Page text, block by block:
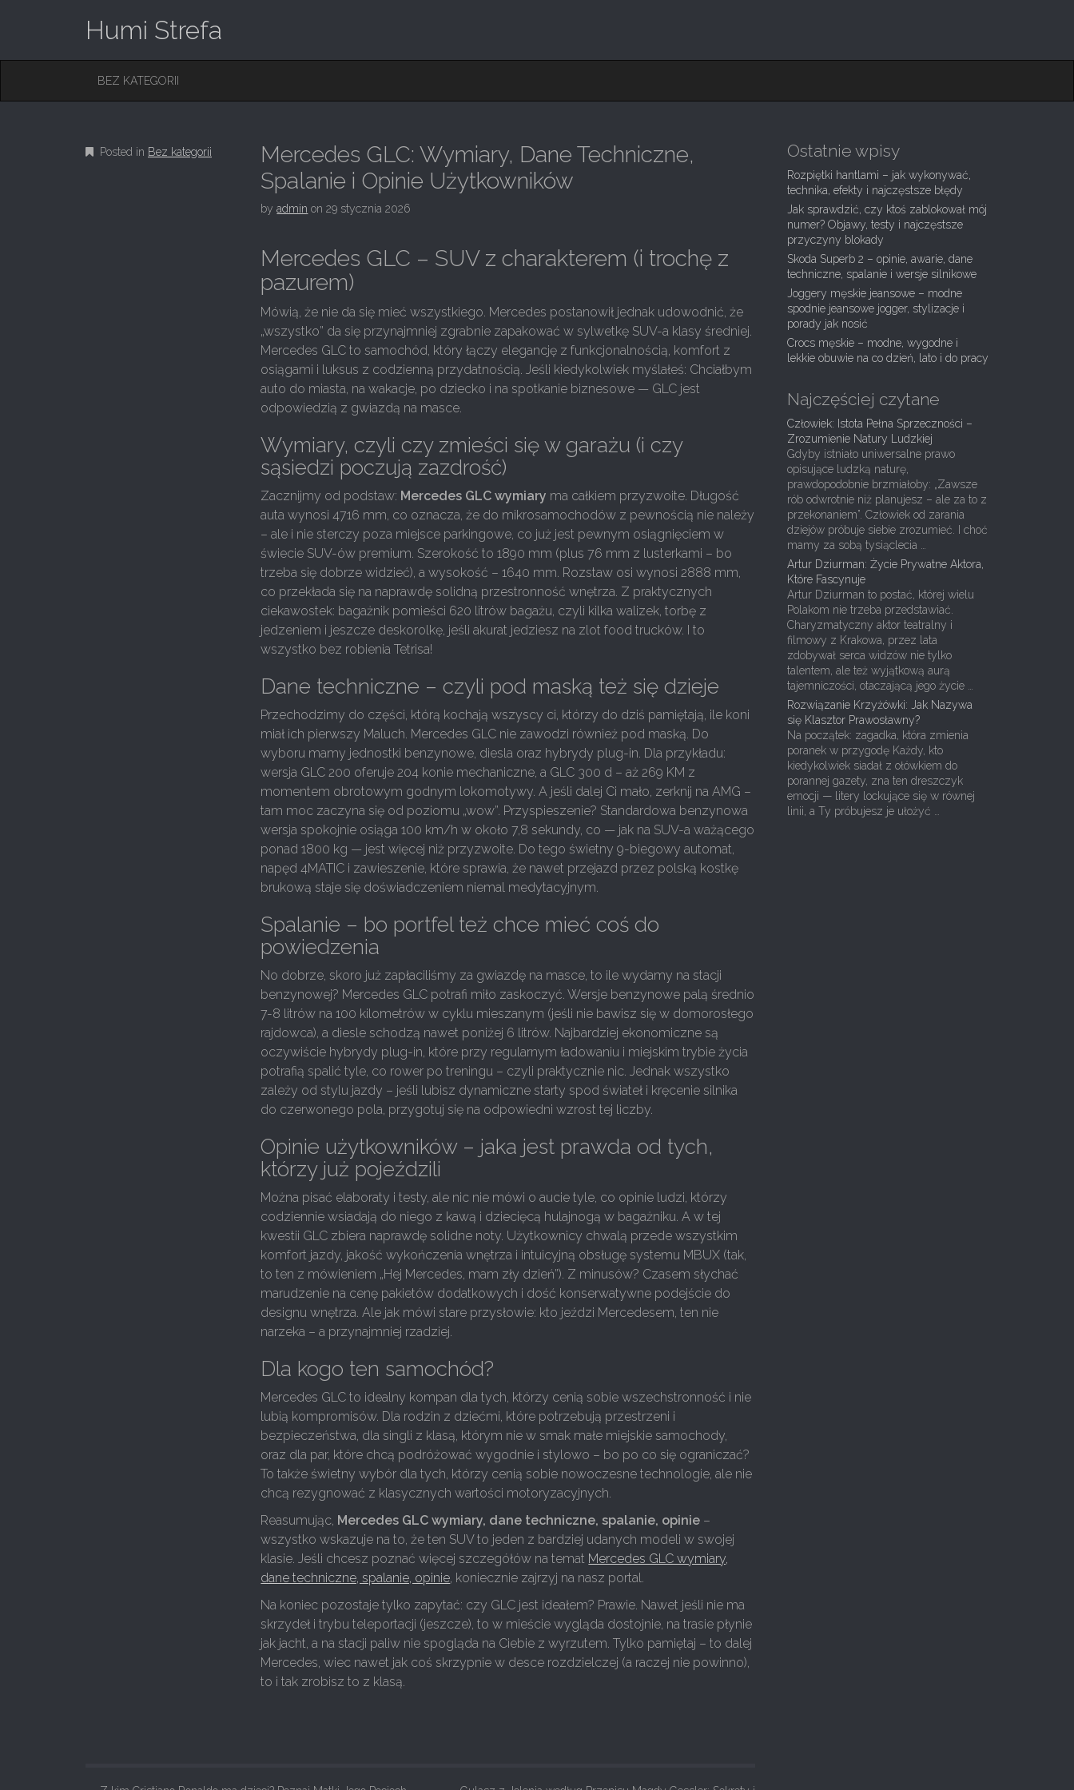
Humi Strefa
M
M
C
BEZ KATEGORII
Posted in Bez kategorii
Mercedes GLC: Wymiary, Dane Techniczne,
Spalanie i Opinie Użytkowników
byadmin on29 stycznia 2026
Mercedes GLC – SUV z charakterem (i trochę z
pazurem)
Mówią, że nie da się mieć wszystkiego. Mercedes postanowił jednak udowodnić, że
„wszystko” da się przynajmniej zgrabnie zapakować w sylwetkę SUV-a klasy średniej.
Mercedes GLC to samochód, który łączy elegancję z funkcjonalnością, komfort z
osiągami i luksus z codzienną przydatnością. Jeśli kiedykolwiek myślałeś: Chciałbym
auto do miasta, na wakacje, po dziecko i na spotkanie biznesowe — GLC jest
odpowiedzią z gwiazdą na masce.
Wymiary, czyli czy zmieści się w garażu (i czy
sąsiedzi poczują zazdrość)
Zacznijmy od podstaw: Mercedes GLC wymiary ma całkiem przyzwoite. Długość
auta wynosi 4716 mm, co oznacza, że do mikrosamochodów z pewnością nie należy
– ale i nie sterczy poza miejsce parkingowe, co już jest pewnym osiągnięciem w
świecie SUV-ów premium. Szerokość to 1890 mm (plus 76 mm z lusterkami – bo
trzeba się dobrze widzieć), a wysokość – 1640 mm. Rozstaw osi wynosi 2888 mm,
co przekłada się na naprawdę solidną przestronność wnętrza. Z praktycznych
ciekawostek: bagażnik pomieści 620 litrów bagażu, czyli kilka walizek, torbę z
jedzeniem i jeszcze deskorolkę, jeśli akurat jedziesz na zlot food trucków. I to
wszystko bez robienia Tetrisa!
Dane techniczne – czyli pod maską też się dzieje
Przechodzimy do części, którą kochają wszyscy ci, którzy do dziś pamiętają, ile koni
miał ich pierwszy Maluch. Mercedes GLC nie zawodzi również pod maską. Do
wyboru mamy jednostki benzynowe, diesla oraz hybrydy plug-in. Dla przykładu:
wersja GLC 200 oferuje 204 konie mechaniczne, a GLC 300 d – aż 269 KM z
momentem obrotowym godnym lokomotywy. A jeśli dalej Ci mało, zerknij na AMG –
tam moc zaczyna się od poziomu „wow”. Przyspieszenie? Standardowa benzynowa
wersja spokojnie osiąga 100 km/h w około 7,8 sekundy, co — jak na SUV-a ważącego
ponad 1800 kg — jest więcej niż przyzwoite. Do tego świetny 9-biegowy automat,
napęd 4MATIC i zawieszenie, które sprawia, że nawet przejazd przez polską kostkę
brukową staje się doświadczeniem niemal medytacyjnym.
Spalanie – bo portfel też chce mieć coś do
powiedzenia
No dobrze, skoro już zapłaciliśmy za gwiazdę na masce, to ile wydamy na stacji
benzynowej? Mercedes GLC potrafi miło zaskoczyć. Wersje benzynowe palą średnio
7-8 litrów na 100 kilometrów w cyklu mieszanym (jeśli nie bawisz się w domorosłego
rajdowca), a diesle schodzą nawet poniżej 6 litrów. Najbardziej ekonomiczne są
oczywiście hybrydy plug-in, które przy regularnym ładowaniu i miejskim trybie życia
potrafią spalić tyle, co rower po treningu – czyli praktycznie nic. Jednak wszystko
zależy od stylu jazdy – jeśli lubisz dynamiczne starty spod świateł i kręcenie silnika
do czerwonego pola, przygotuj się na odpowiedni wzrost tej liczby.
Opinie użytkowników – jaka jest prawda od tych,
którzy już pojeździli
Można pisać elaboraty i testy, ale nic nie mówi o aucie tyle, co opinie ludzi, którzy
codziennie wsiadają do niego z kawą i dziecięcą hulajnogą w bagażniku. A w tej
kwestii GLC zbiera naprawdę solidne noty. Użytkownicy chwalą przede wszystkim
komfort jazdy, jakość wykończenia wnętrza i intuicyjną obsługę systemu MBUX (tak,
to ten z mówieniem „Hej Mercedes, mam zły dzień”). Z minusów? Czasem słychać
marudzenie na cenę pakietów dodatkowych i dość konserwatywne podejście do
designu wnętrza. Ale jak mówi stare przysłowie: kto jeździ Mercedesem, ten nie
narzeka – a przynajmniej rzadziej.
Dla kogo ten samochód?
Mercedes GLC to idealny kompan dla tych, którzy cenią sobie wszechstronność i nie
lubią kompromisów. Dla rodzin z dziećmi, które potrzebują przestrzeni i
bezpieczeństwa, dla singli z klasą, którym nie w smak małe miejskie samochody,
oraz dla par, które chcą podróżować wygodnie i stylowo – bo po co się ograniczać?
To także świetny wybór dla tych, którzy cenią sobie nowoczesne technologie, ale nie
chcą rezygnować z klasycznych wartości motoryzacyjnych.
Reasumując, Mercedes GLC wymiary, dane techniczne, spalanie, opinie –
wszystko wskazuje na to, że ten SUV to jeden z bardziej udanych modeli w swojej
klasie. Jeśli chcesz poznać więcej szczegółów na temat Mercedes GLC wymiary,
dane techniczne, spalanie, opinie, koniecznie zajrzyj na nasz portal.
Na koniec pozostaje tylko zapytać: czy GLC jest ideałem? Prawie. Nawet jeśli nie ma
skrzydeł i trybu teleportacji (jeszcze), to w mieście wygląda dostojnie, na trasie płynie
jak jacht, a na stacji paliw nie spogląda na Ciebie z wyrzutem. Tylko pamiętaj – to dalej
Mercedes, wiec nawet jak coś skrzypnie w desce rozdzielczej (a raczej nie powinno),
to i tak zrobisz to z klasą.
Ostatnie wpisy
Rozpiętki hantlami – jak wykonywać,
technika, efekty i najczęstsze błędy
Jak sprawdzić, czy ktoś zablokował mój
numer? Objawy, testy i najczęstsze
przyczyny blokady
Skoda Superb 2 – opinie, awarie, dane
techniczne, spalanie i wersje silnikowe
Joggery męskie jeansowe – modne
spodnie jeansowe jogger, stylizacje i
porady jak nosić
Crocs męskie – modne, wygodne i
lekkie obuwie na co dzień, lato i do pracy
Najczęściej czytane
Człowiek: Istota Pełna Sprzeczności –
Zrozumienie Natury Ludzkiej
Gdyby istniało uniwersalne prawo
opisujące ludzką naturę,
prawdopodobnie brzmiałoby: „Zawsze
rób odwrotnie niż planujesz – ale za to z
przekonaniem”. Człowiek od zarania
dziejów próbuje siebie zrozumieć. I choć
mamy za sobą tysiąclecia …
Artur Dziurman: Życie Prywatne Aktora,
Które Fascynuje
Artur Dziurman to postać, której wielu
Polakom nie trzeba przedstawiać.
Charyzmatyczny aktor teatralny i
filmowy z Krakowa, przez lata
zdobywał serca widzów nie tylko
talentem, ale też wyjątkową aurą
tajemniczości, otaczającą jego życie …
Rozwiązanie Krzyżówki: Jak Nazywa
się Klasztor Prawosławny?
Na początek: zagadka, która zmienia
poranek w przygodę Każdy, kto
kiedykolwiek siadał z ołówkiem do
porannej gazety, zna ten dreszczyk
emocji — litery lockujące się w równej
linii, a Ty próbujesz je ułożyć …